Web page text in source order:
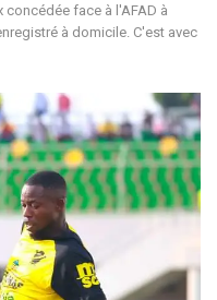
concédée face à l'AFAD à
à domicile. C'est avec